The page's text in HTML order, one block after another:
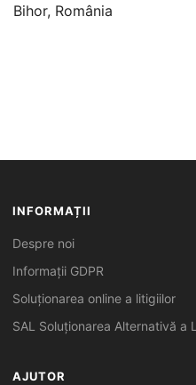
Bihor, România
INFORMAȚII
Despre noi
Informații GDPR
Soluționarea online a litigiilor
SAL Soluționarea Alternativă a
AJUTOR